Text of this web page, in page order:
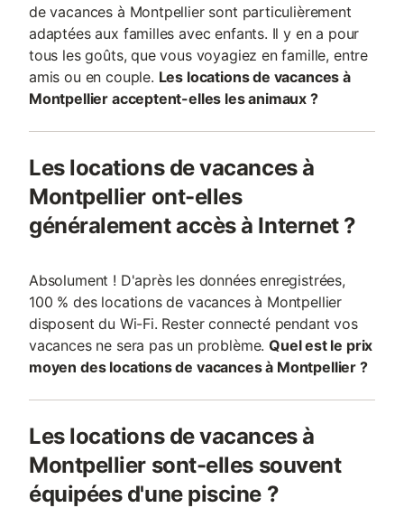
de vacances à Montpellier sont particulièrement
adaptées aux familles avec enfants. Il y en a pour
tous les goûts, que vous voyagiez en famille, entre
amis ou en couple. Les locations de vacances à
Montpellier acceptent-elles les animaux ?
Les locations de vacances à
Montpellier ont-elles
généralement accès à Internet ?
Absolument ! D'après les données enregistrées,
100 % des locations de vacances à Montpellier
disposent du Wi-Fi. Rester connecté pendant vos
vacances ne sera pas un problème.Quel est le prix
moyen des locations de vacances à Montpellier ?
Les locations de vacances à
Montpellier sont-elles souvent
équipées d'une piscine ?